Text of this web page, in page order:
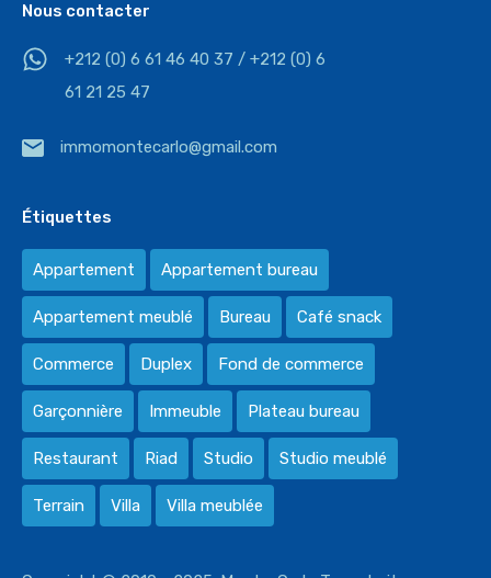
Nous contacter
+212 (0) 6 61 46 40 37 / +212 (0) 6
61 21 25 47
immomontecarlo@gmail.com
Étiquettes
Appartement Appartement bureau
Appartement meublé Bureau Café snack
Commerce Duplex Fond de commerce
Garçonnière Immeuble Plateau bureau
Restaurant Riad Studio Studio meublé
Terrain Villa Villa meublée